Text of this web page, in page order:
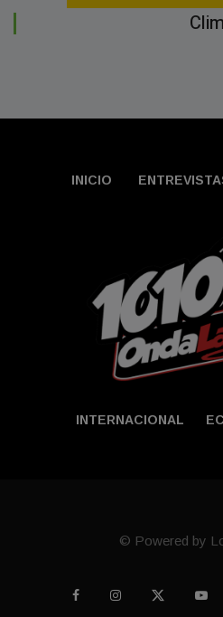
INICIO
INTERNACIONAL
© Powered by